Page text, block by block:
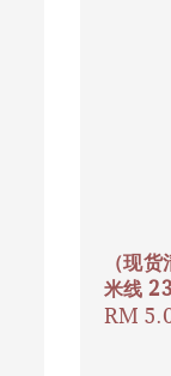
（现
米线
RM